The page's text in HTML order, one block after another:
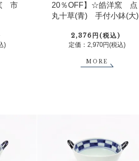
市
)
20％OFF】☆皓洋窯 点
丸十草(青) 手付小鉢(大)
2,376円(税込)
定価：2,970円(税込)
MORE